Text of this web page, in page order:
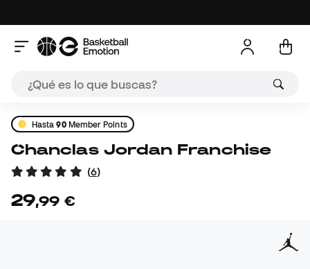
Hasta90Member Points
Chanclas Jordan Franchise
(6)
29,99 €